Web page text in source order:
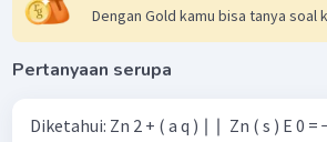
Dengan Gold kamu bisa tanya soal
Pertanyaan serupa
Diketahui: Zn 2 + ( a q ) ∣ ∣ ​ Zn ( s ) E 0 = − 0 , 76 volt Ag + ( a q ) ∣ ∣ ​ Ag ( s